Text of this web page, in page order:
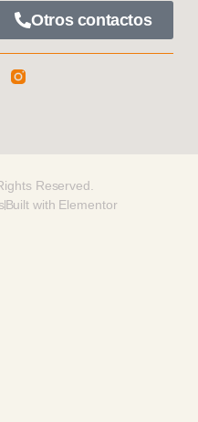
Otros contactos
Reserved.
Built with Elementor